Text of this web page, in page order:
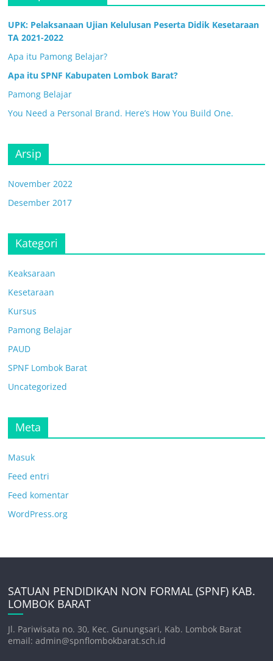
UPK: Pelaksanaan Ujian Kelulusan Peserta Didik Kesetaraan
TA 2021-2022
Apa itu Pamong Belajar?
Apa itu SPNF Kabupaten Lombok Barat?
Pamong Belajar
You Need a Personal Brand. Here’s How You Build One.
Arsip
November 2022
Desember 2017
Kategori
Keaksaraan
Kesetaraan
Kursus
Pamong Belajar
PAUD
SPNF Lombok Barat
Uncategorized
Meta
Masuk
Feed entri
Feed komentar
WordPress.org
SATUAN PENDIDIKAN NON FORMAL (SPNF) KAB.
LOMBOK BARAT
Jl. Pariwisata no. 30, Kec. Gunungsari, Kab. Lombok Barat
email: admin@spnflombokbarat.sch.id